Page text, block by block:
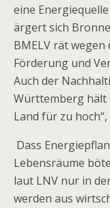
eine
ärgert sich
BMELV rät
Förderung und
Auch der
Württemberg hält
Land für zu
Dass
Lebensräume
laut LNV nur in
werden aus